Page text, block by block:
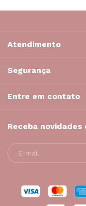
Atendimento
Segurança
Entre em contato
Receba novidades